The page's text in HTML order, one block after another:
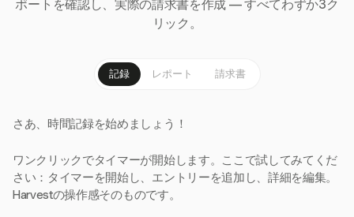
ポートを確認し、実際の請求書を作成 — すべてわずか3ク
リック。
記録 レポート 請求書
さあ、時間記録を始めましょう！
ワンクリックでタイマーが開始します。ここで試してみてくだ
さい：タイマーを開始し、エントリーを追加し、詳細を編集。
Harvestの操作感そのものです。